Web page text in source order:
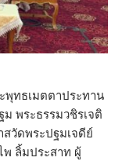
พุทธเมตตาประทาน
พระธรรมวชิรเจติ
สวัดพระปฐมเจดีย์
พ ลิ้มประสาท ผู้